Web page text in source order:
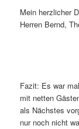
Mein herzlicher
Herren Bernd,
Fazit: Es war
mit netten
als Nächstes
nur noch nicht